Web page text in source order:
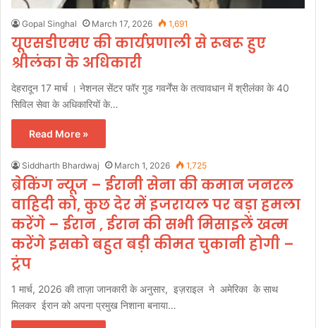
Gopal Singhal March 17, 2026 1,691
यूएसडीएमए की कार्यप्रणाली से रूबरू हुए
श्रीलंका के अधिकारी
देहरादून 17 मार्च । नेशनल सेंटर फॉर गुड गवर्नेंस के तत्वावधान में श्रीलंका के 40
सिविल सेवा के अधिकारियों के…
Read More »
Siddharth Bhardwaj March 1, 2026 1,725
ब्रेकिंग न्यूज – ईरानी सेना की कमान जनरल
वाहिदी को, कुछ देर में इजरायल पर बड़ा हमला
करेंगे – ईरान , ईरान की सभी मिसाइलें खत्म
करेंगे इसको बहुत बड़ी कीमत चुकानी होगी –
ट्रंप
1 मार्च, 2026 की ताज़ा जानकारी के अनुसार, इज़राइल ने अमेरिका के साथ
मिलकर ईरान को अपना प्रमुख निशाना बनाया…